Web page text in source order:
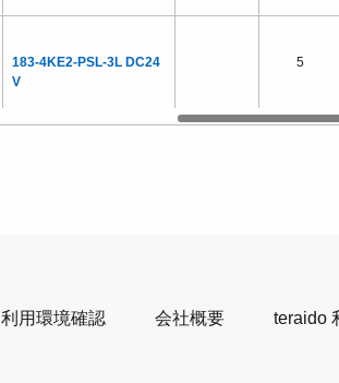
183-4KE2-PSL-3L DC24
V
5
利用環境確認 会社概要 teraido